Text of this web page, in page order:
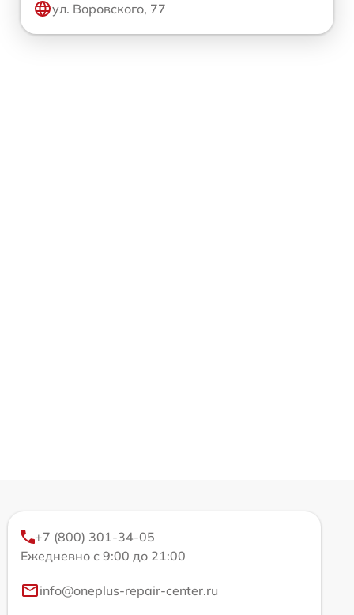
ул. Воровского, 77
+7 (800) 301-34-05
Ежедневно с 9:00 до 21:00
info@oneplus-repair-center.ru